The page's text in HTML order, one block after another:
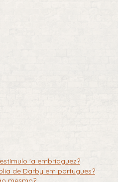
'a embriaguez?
de Darby em portugues?